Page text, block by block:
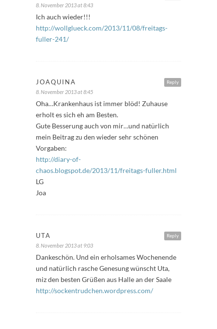
8. November 2013 at 8:43
Ich auch wieder!!!
http://wollglueck.com/2013/11/08/freitags-
fuller-241/
Reply
JOAQUINA
8. November 2013 at 8:45
Oha…Krankenhaus ist immer blöd! Zuhause
erholt es sich eh am Besten.
Gute Besserung auch von mir…und natürlich
mein Beitrag zu den wieder sehr schönen
Vorgaben:
http://diary-of-
chaos.blogspot.de/2013/11/freitags-fuller.html
LG
Joa
Reply
UTA
8. November 2013 at 9:03
Dankeschön. Und ein erholsames Wochenende
und natürlich rasche Genesung wünscht Uta,
miz den besten Grüßen aus Halle an der Saale
http://sockentrudchen.wordpress.com/